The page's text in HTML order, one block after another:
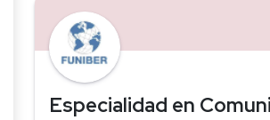
Especialidad en